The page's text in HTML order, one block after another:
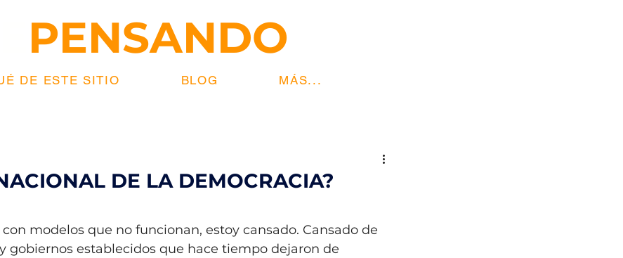
PENSANDO
DE ESTE SITIO BLOG MÁS...
DE LA DEMOCRACIA?
modelos que no funcionan, estoy cansado. Cansado de
gobiernos establecidos que hace tiempo dejaron de